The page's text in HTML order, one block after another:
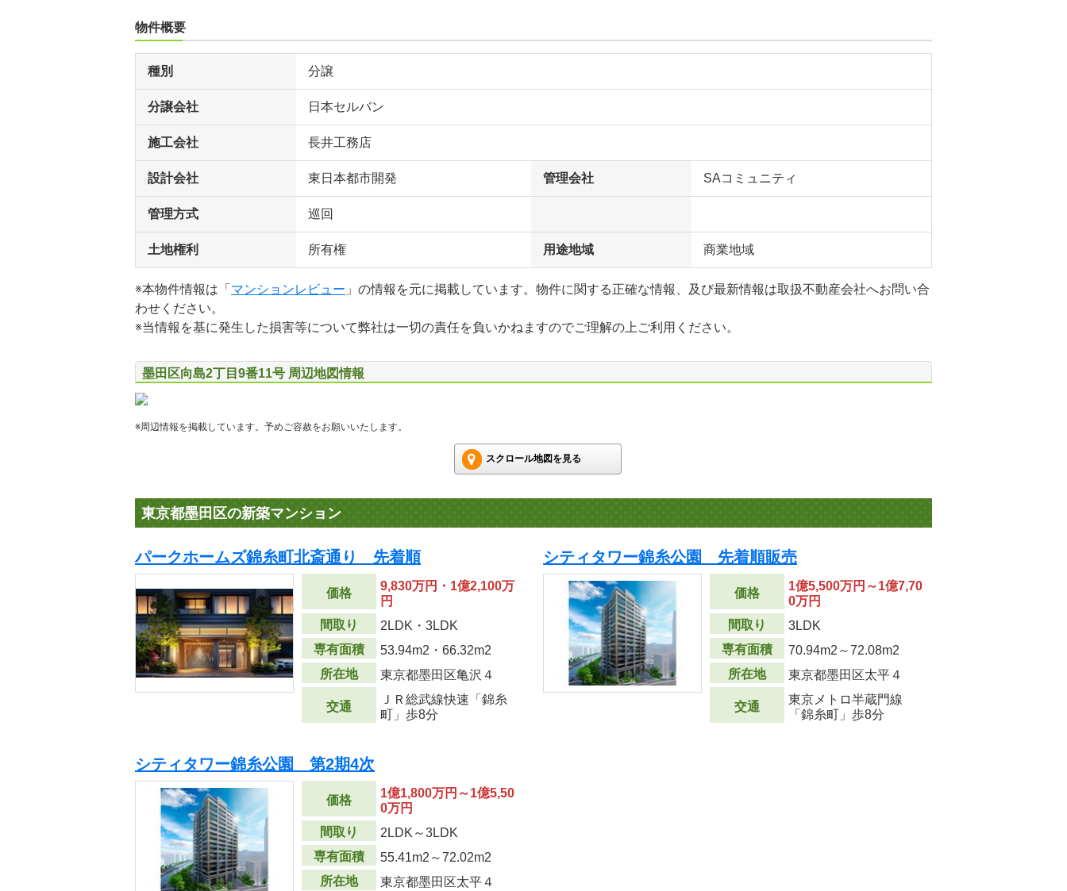
物件概要
種別 分譲
分譲会社 日本セルバン
施工会社 長井工務店
設計会社 東日本都市開発 管理会社 SAコミュニティ
管理方式 巡回
土地権利 所有権 用途地域 商業地域
※本物件情報は「 マンションレビュー 」の情報を元に掲載しています。物件に関する正確な情報、及び最新情報は取扱不動産会社へお問い合
わせください。
※当情報を基に発生した損害等について弊社は一切の責任を負いかねますのでご理解の上ご利用ください。
墨田区向島2丁目9番11号 周辺地図情報
※周辺情報を掲載しています。予めご容赦をお願いいたします。
スクロール地図を見る
東京都墨田区の新築マンション
パークホームズ錦糸町北斎通り 先着順
価格
9,830万円・1億2,100万
円
間取り
2LDK・3LDK
専有面積
53.94m2 ・66.32m2
所在地
東京都墨田区亀沢４
交通
ＪＲ総武線快速「錦糸
町」歩8分
シティタワー錦糸公園 先着順販売
価格
1億5,500万円～1億7,70
0万円
間取り
3LDK
専有面積
70.94m2 ～72.08m2
所在地
東京都墨田区太平４
交通
東京メトロ半蔵門線
「錦糸町」歩8分
シティタワー錦糸公園 第2期4次
価格
1億1,800万円～1億5,50
0万円
間取り
2LDK～3LDK
専有面積
55.41m2 ～72.02m2
所在地
東京都墨田区太平４